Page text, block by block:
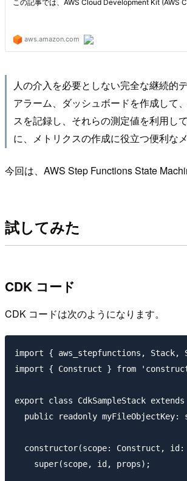
人の介入を必要としない完全な継続的
アラーム、ダッシュボードを作成して
スを記録し、それらの測定値を利用し
に、メトリクスの作成に役立つ便利な
今回は、AWS Step Functions State
試してみた
CDK コード
CDK コードは次のようになります。
import { aws_stepfunctions,
import { Construct } from
export class CdkSampleStack
public readonly myFileObjectKey:
constructor(scope: Construct,
    super(scope, id, props);